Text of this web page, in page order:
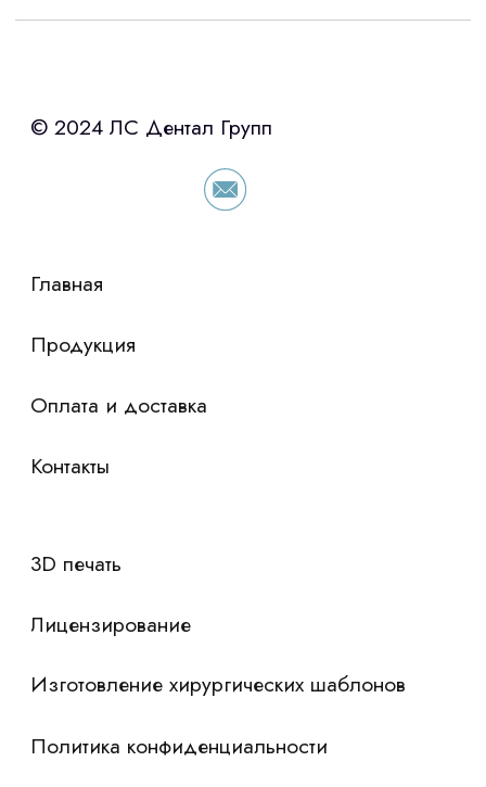
Интересует лизинг?
«Уралпромлизинг» подберем выгодные
условия по лизингу оборудования,
просто оставьте контакты чтобы мы
сориентировали по условиям